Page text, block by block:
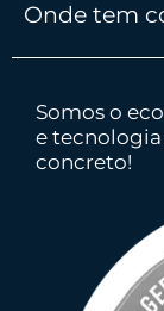
Onde tem
Somos o
e
concreto!